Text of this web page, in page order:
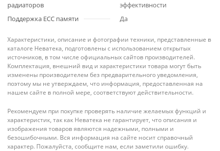
радиаторов
эффективности
Поддержка ECC памяти
Да
Характеристики, описание и фотографии техники, представленные в
каталоге Неватека, подготовлены с использованием открытых
источников, в том числе официальных сайтов производителей.
Комплектация, внешний вид и характеристики товара могут быть
изменены производителем без предварительного уведомления,
поэтому мы не утверждаем, что информация, предоставленная на
нашем сайте в полной мере, соответствуют действительности.
Рекомендуем при покупке проверять наличие желаемых функций и
характеристик, так как Неватека не гарантирует, что описания и
изображения товаров являются надежными, полными и
безошибочными. Вся информация на сайте носит справочный
характер. Пожалуйста, сообщите нам, если заметили ошибку.